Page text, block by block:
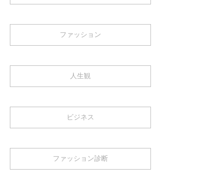
ファッション
人生観
ビジネス
ファッション診断